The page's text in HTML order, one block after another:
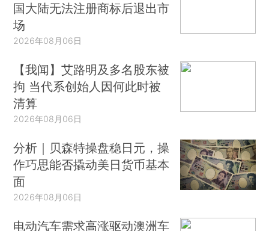
国大陆无法注册商标后退出市
场
2026年08月06日
【我闻】艾路明及多名股东被
拘 当代系创始人因何此时被
清算
2026年08月06日
分析｜贝森特操盘稳日元，操
作巧思能否撬动美日货币基本
面
2026年08月06日
电动汽车需求高涨驱动澳洲车